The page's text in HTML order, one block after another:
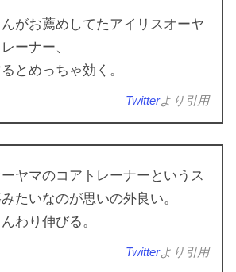
がお薦めしてたアイリスオーヤ
ーナー、
とめっちゃ効く。
Twitterより引用
ヤマのコアトレーナーというス
たいなのが思いの外良い。
わり伸びる。
Twitterより引用